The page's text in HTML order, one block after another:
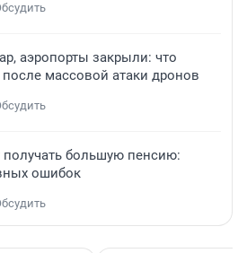
аэропорты закрыли: что
после массовой атаки дронов
большую пенсию:
ошибок